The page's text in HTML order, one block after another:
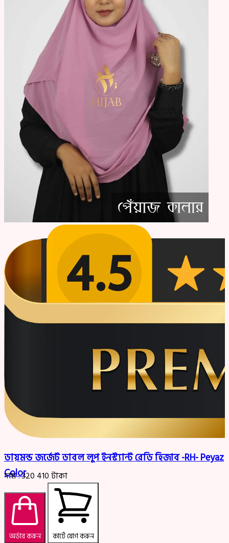
ডায়মন্ড জর্জেট ডাবল লুপ ইনস্ট্যান্ট রেডি হিজাব -RH- Peyaz
Color
দাম :320 410টাকা
অর্ডার করুন কার্টে যোগ করুন